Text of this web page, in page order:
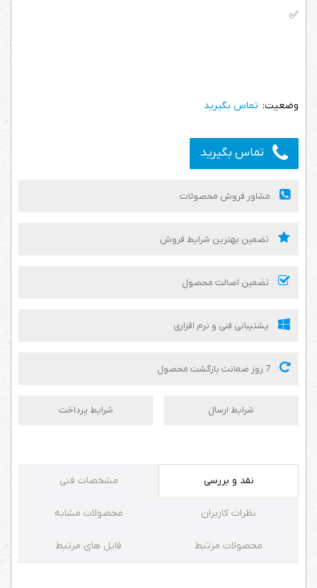
✅
تماس بگیرید
تماس بگیرید
مشاور فروش محصولات
تضمین بهترین شرایط فروش
تضمین اصالت محصول
پشتیبانی فنی و نرم افزاری
شرایط ارسال شرایط پرداخت
نقد و بررسی مشخصات فنی
نظرات کاربران محصولات مشابه
محصولات مرتبط فایل های مرتبط